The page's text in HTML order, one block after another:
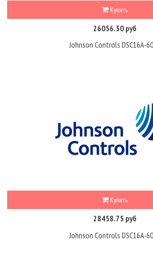
Купить
26056.50 руб
Johnson Controls DSC16A-
Купить
28458.75 руб
Johnson Controls DSC16A-